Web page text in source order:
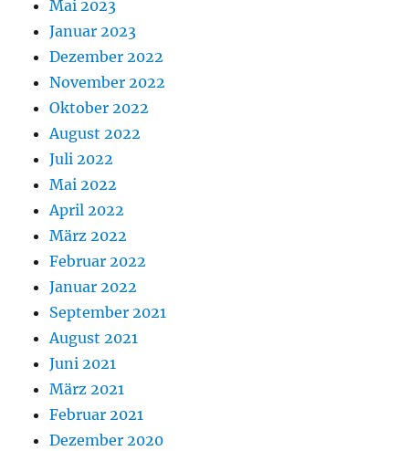
Mai 2023
Januar 2023
Dezember 2022
November 2022
Oktober 2022
August 2022
Juli 2022
Mai 2022
April 2022
März 2022
Februar 2022
Januar 2022
September 2021
August 2021
Juni 2021
März 2021
Februar 2021
Dezember 2020